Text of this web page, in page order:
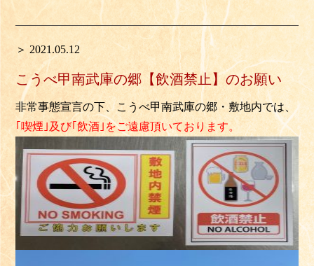
＞ 2021.05.12
こうべ甲南武庫の郷【飲酒禁止】のお願い
非常事態宣言の下、こうべ甲南武庫の郷・敷地内では、
｢喫煙｣及び｢飲酒｣をご遠慮頂いております。